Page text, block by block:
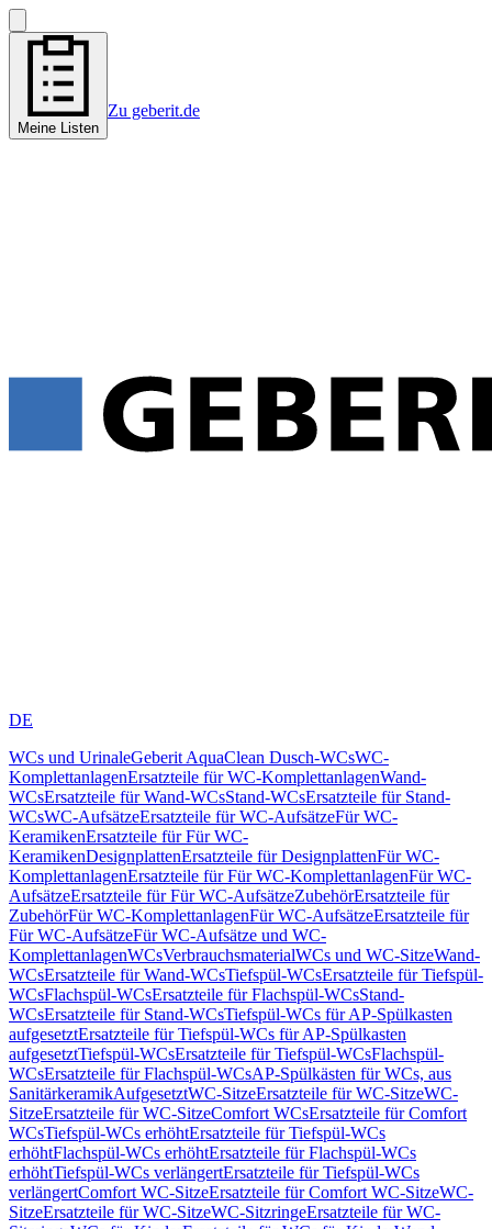
Meine Listen
Zu geberit.de
DE
WCs und UrinaleGeberit AquaClean Dusch-WCsWC-
KomplettanlagenErsatzteile für WC-KomplettanlagenWand-
WCsErsatzteile für Wand-WCsStand-WCsErsatzteile für Stand-
WCsWC-AufsätzeErsatzteile für WC-AufsätzeFür WC-
KeramikenErsatzteile für Für WC-
KeramikenDesignplattenErsatzteile für DesignplattenFür WC-
KomplettanlagenErsatzteile für Für WC-KomplettanlagenFür WC-
AufsätzeErsatzteile für Für WC-AufsätzeZubehörErsatzteile für
ZubehörFür WC-KomplettanlagenFür WC-AufsätzeErsatzteile für
Für WC-AufsätzeFür WC-Aufsätze und WC-
KomplettanlagenWCsVerbrauchsmaterialWCs und WC-SitzeWand-
WCsErsatzteile für Wand-WCsTiefspül-WCsErsatzteile für Tiefspül-
WCsFlachspül-WCsErsatzteile für Flachspül-WCsStand-
WCsErsatzteile für Stand-WCsTiefspül-WCs für AP-Spülkasten
aufgesetztErsatzteile für Tiefspül-WCs für AP-Spülkasten
aufgesetztTiefspül-WCsErsatzteile für Tiefspül-WCsFlachspül-
WCsErsatzteile für Flachspül-WCsAP-Spülkästen für WCs, aus
SanitärkeramikAufgesetztWC-SitzeErsatzteile für WC-SitzeWC-
SitzeErsatzteile für WC-SitzeComfort WCsErsatzteile für Comfort
WCsTiefspül-WCs erhöhtErsatzteile für Tiefspül-WCs
erhöhtFlachspül-WCs erhöhtErsatzteile für Flachspül-WCs
erhöhtTiefspül-WCs verlängertErsatzteile für Tiefspül-WCs
verlängertComfort WC-SitzeErsatzteile für Comfort WC-SitzeWC-
SitzeErsatzteile für WC-SitzeWC-SitzringeErsatzteile für WC-